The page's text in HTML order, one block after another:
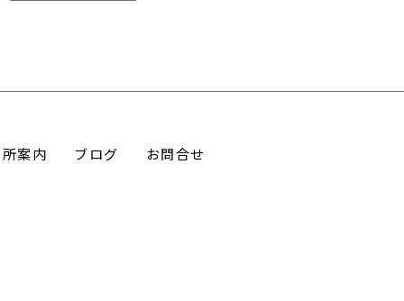
案内 ブログ お問合せ